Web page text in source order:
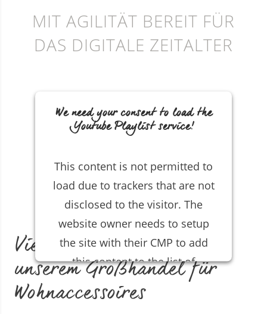
MIT AGILITÄT BEREIT FÜR
DAS DIGITALE ZEITALTER
We need your consent to load the
Youtube Playlist service!
This content is not permitted to
load due to trackers that are not
disclosed to the visitor. The
website owner needs to setup
the site with their CMP to add
this content to the list of
technologies used.
Vielfältige Designs in
unserem Großhandel für
Wohnaccessoires